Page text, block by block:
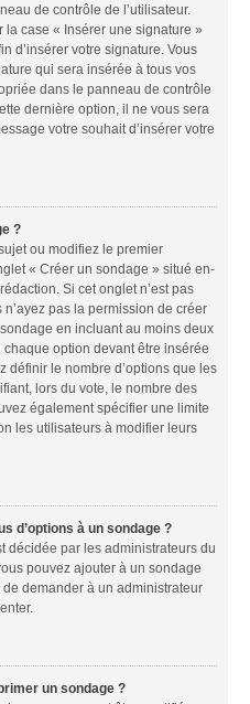
de contrôle de l’utilisateur.
la case « Insérer une signature »
d’insérer votre signature. Vous
qui sera insérée à tous vos
dans le panneau de contrôle
dernière option, il ne vous sera
votre souhait d’insérer votre
?
ou modifiez le premier
« Créer un sondage » situé en-
Si cet onglet n’est pas
pas la permission de créer
en incluant au moins deux
option devant être insérée
définir le nombre d’options que les
lors du vote, le nombre des
également spécifier une limite
les utilisateurs à modifier leurs
d’options à un sondage ?
décidée par les administrateurs du
pouvez ajouter à un sondage
demander à un administrateur
un sondage ?